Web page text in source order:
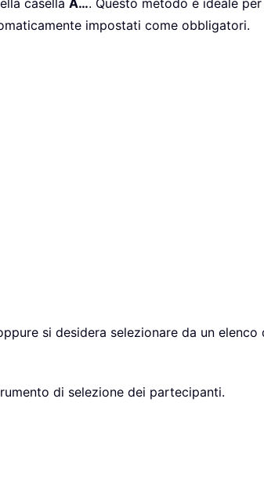
casella A…. Questo metodo è ideale
impostati come obbligatori.
si desidera selezionare da un
di selezione dei partecipanti.